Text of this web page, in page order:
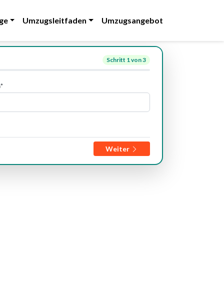
Umzugsleitfaden Umzugsangebot
Schritt 1von 3
Weiter